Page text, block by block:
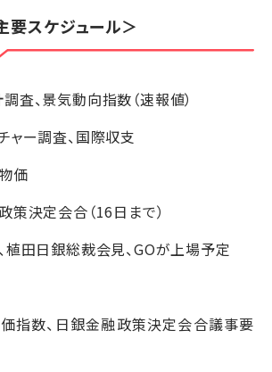
要スケジュール＞
査、景気動向指数（速報値）
ャー調査、国際収支
価
策決定会合（16日まで）
植田日銀総裁会見、GOが上場予定
価指数、日銀金融政策決定会合議事要